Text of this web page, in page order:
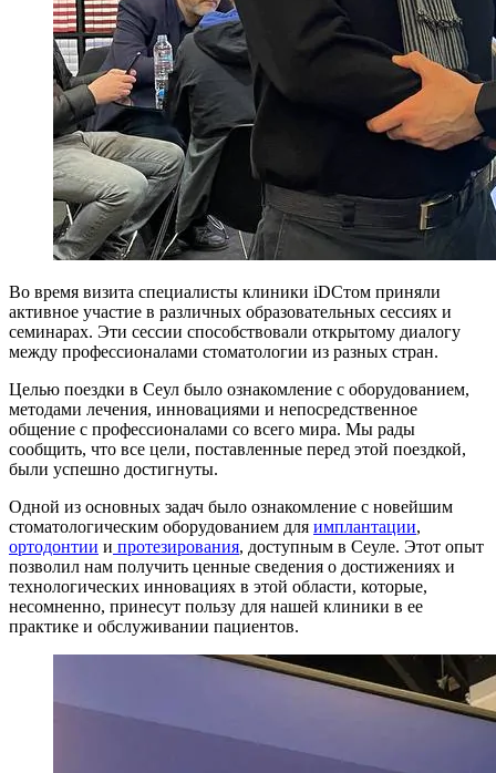
Во время визита специалисты клиники iDСтом приняли
активное участие в различных образовательных сессиях и
семинарах. Эти сессии способствовали открытому диалогу
между профессионалами стоматологии из разных стран.
Целью поездки в Сеул было ознакомление с оборудованием,
методами лечения, инновациями и непосредственное
общение с профессионалами со всего мира. Мы рады
сообщить, что все цели, поставленные перед этой поездкой,
были успешно достигнуты.
Одной из основных задач было ознакомление с новейшим
стоматологическим оборудованием для имплантации,
ортодонтии и протезирования, доступным в Сеуле. Этот опыт
позволил нам получить ценные сведения о достижениях и
технологических инновациях в этой области, которые,
несомненно, принесут пользу для нашей клиники в ее
практике и обслуживании пациентов.